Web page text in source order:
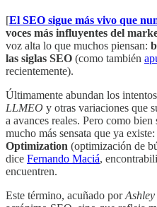
[El SEO sigue más vivo que
voces más influyentes del
voz alta lo que muchos piensan:
las siglas SEO (como también
recientemente).
Últimamente abundan los
LLMEO y otras variaciones que
a avances reales. Pero como
mucho más sensata que ya existe:
Optimization (optimización de
dice Fernando Maciá,
encuentren.
Este término, acuñado por